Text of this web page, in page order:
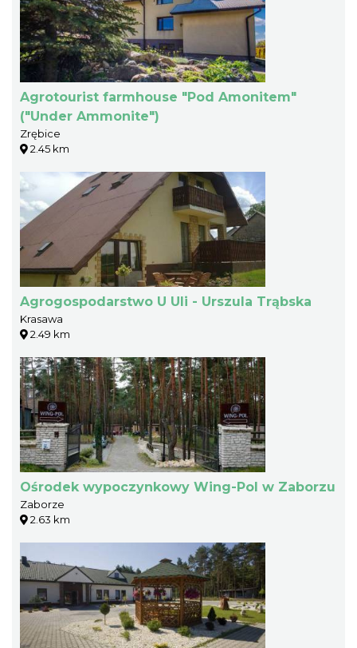
Agrotourist farmhouse "Pod Amonitem"
("Under Ammonite")
Zrębice
2.45 km
Agrogospodarstwo U Uli - Urszula Trąbska
Krasawa
2.49 km
Ośrodek wypoczynkowy Wing-Pol w Zaborzu
Zaborze
2.63 km